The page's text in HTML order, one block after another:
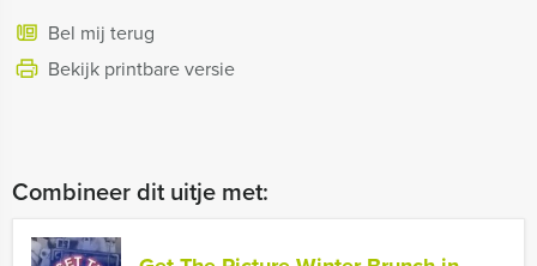
Bel mij terug
Bekijk printbare versie
Combineer dit uitje met: